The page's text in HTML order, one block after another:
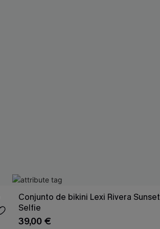
Conjunto de bikini Lexi Rivera Sunset
Selfie
39,00 €